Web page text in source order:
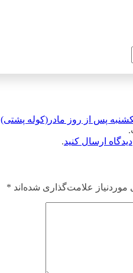
پس از روز مادر(کوله پشتی)
دیدگاه ارسال کنید.
علامت‌گذاری شده‌اند *